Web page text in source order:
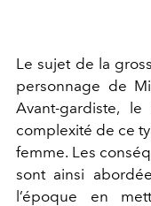
Le sujet de la
personnage de
Avant-gardiste,
complexité de ce
femme. Les
sont ainsi
l’époque en